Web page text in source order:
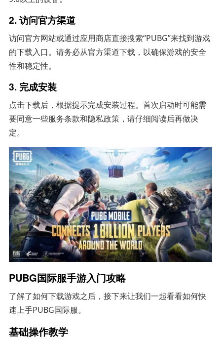
2. 访问官方渠道
访问官方网站或通过应用商店直接搜索“PUBG”来找到游戏
的下载入口。请务必从官方渠道下载，以确保游戏的安全
性和稳定性。
3. 完成安装
点击下载后，根据提示完成安装过程。首次启动时可能需
要同意一些服务条款和隐私政策，请仔细阅读后再做决
定。
PUBG国际服手游入门攻略
了解了如何下载游戏之后，接下来让我们一起看看如何快
速上手PUBG国际服。
基础操作教学